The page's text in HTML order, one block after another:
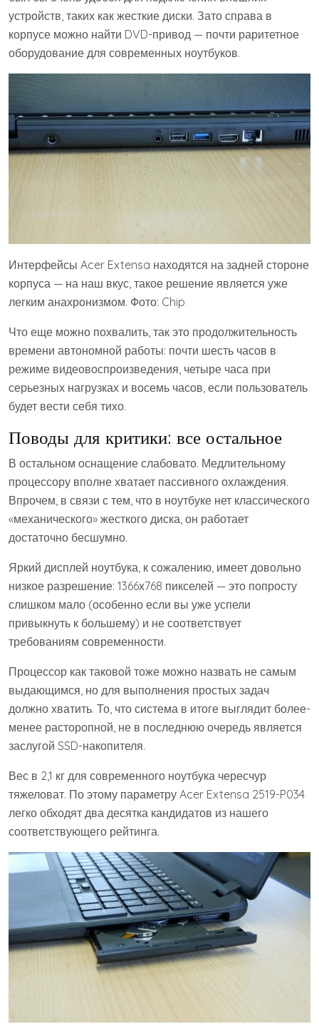
устройств, таких как жесткие диски. Зато справа в
корпусе можно найти DVD-привод — почти раритетное
оборудование для современных ноутбуков.
Интерфейсы Acer Extensa находятся на задней стороне
корпуса — на наш вкус, такое решение является уже
легким анахронизмом. Фото: Chip
Что еще можно похвалить, так это продолжительность
времени автономной работы: почти шесть часов в
режиме видеовоспроизведения, четыре часа при
серьезных нагрузках и восемь часов, если пользователь
будет вести себя тихо.
Поводы для критики: все остальное
В остальном оснащение слабовато. Медлительному
процессору вполне хватает пассивного охлаждения.
Впрочем, в связи с тем, что в ноутбуке нет классического
«механического» жесткого диска, он работает
достаточно бесшумно.
Яркий дисплей ноутбука, к сожалению, имеет довольно
низкое разрешение: 1366х768 пикселей — это попросту
слишком мало (особенно если вы уже успели
привыкнуть к большему) и не соответствует
требованиям современности.
Процессор как таковой тоже можно назвать не самым
выдающимся, но для выполнения простых задач
должно хватить. То, что система в итоге выглядит более-
менее расторопной, не в последнюю очередь является
заслугой SSD-накопителя.
Вес в 2,1 кг для современного ноутбука чересчур
тяжеловат. По этому параметру Acer Extensa 2519-P034
легко обходят два десятка кандидатов из нашего
соответствующего рейтинга.